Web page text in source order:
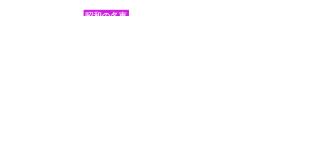
る。そんな昭和の名車たちを時系列で